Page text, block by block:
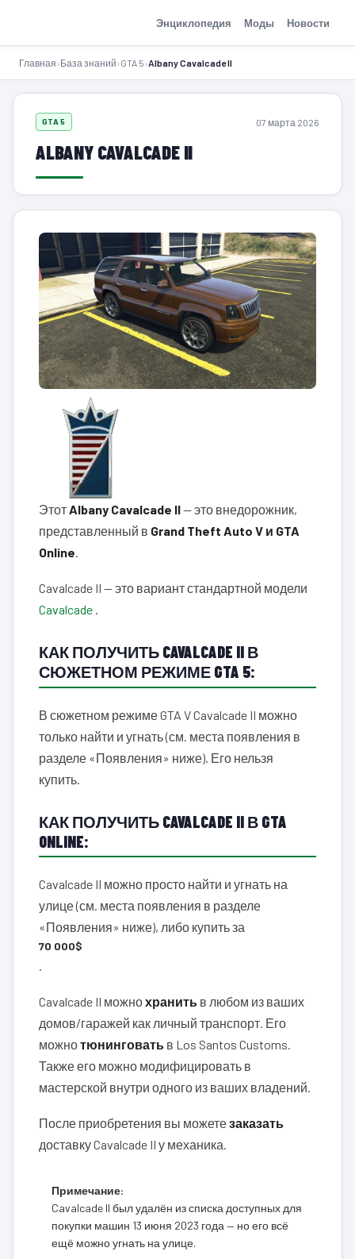
Энциклопедия Моды Новости
Главная›База знаний›GTA 5›Albany Cavalcade II
GTA 5 07 марта 2026
ALBANY CAVALCADE II
ЭтотAlbany Cavalcade II— это внедорожник,
представленный в Grand Theft Auto V и GTA
Online.
Cavalcade II — это вариант стандартной модели
Cavalcade .
КАК ПОЛУЧИТЬ CAVALCADE II В
СЮЖЕТНОМ РЕЖИМЕ GTA 5:
В сюжетном режиме GTA V Cavalcade II можно
только найти и угнать (см. места появления в
разделе «Появления» ниже). Его нельзя
купить.
КАК ПОЛУЧИТЬ CAVALCADE II В GTA
ONLINE:
Cavalcade II можно просто найти и угнать на
улице (см. места появления в разделе
«Появления» ниже), либо купить за
70 000$
.
Cavalcade II можнохранить в любом из ваших
домов/гаражей как личный транспорт. Его
можнотюнинговать в Los Santos Customs.
Также его можно модифицировать в
мастерской внутри одного из ваших владений.
После приобретения вы можетезаказать
доставку Cavalcade II у механика.
Примечание:
Cavalcade II был удалён из списка доступных для
покупки машин 13 июня 2023 года — но его всё
ещё можно угнать на улице.